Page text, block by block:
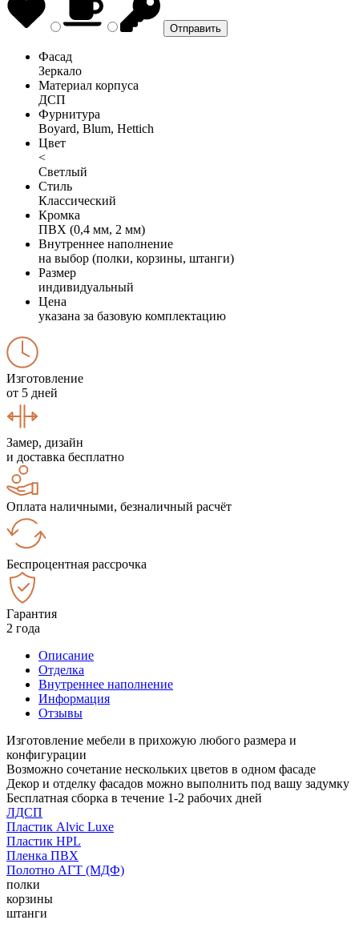
Фасад
Зеркало
Материал корпуса
ДСП
Фурнитура
Boyard, Blum, Hettich
Цвет
<
Светлый
Стиль
Классический
Кромка
ПВХ (0,4 мм, 2 мм)
Внутреннее наполнение
на выбор (полки, корзины, штанги)
Размер
индивидуальный
Цена
указана за базовую комплектацию
Изготовление
от 5 дней
Замер, дизайн
и доставка бесплатно
Оплата наличными, безналичный расчёт
Беспроцентная рассрочка
Гарантия
2 года
Описание
Отделка
Внутреннее наполнение
Информация
Отзывы
Изготовление мебели в прихожую любого размера и
конфигурации
Возможно сочетание нескольких цветов в одном фасаде
Декор и отделку фасадов можно выполнить под вашу задумку
Бесплатная сборка в течение 1-2 рабочих дней
ЛДСП
Пластик Alvic Luxe
Пластик HPL
Пленка ПВХ
Полотно АГТ (МДФ)
полки
корзины
штанги